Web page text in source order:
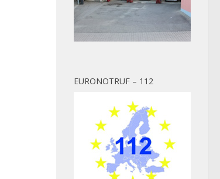
EURONOTRUF – 112